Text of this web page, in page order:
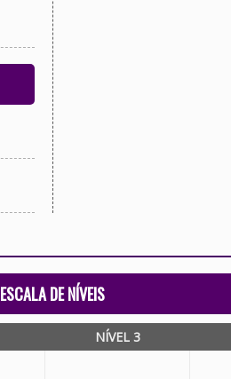
ESCALA DE NÍVEIS
NÍVEL 3